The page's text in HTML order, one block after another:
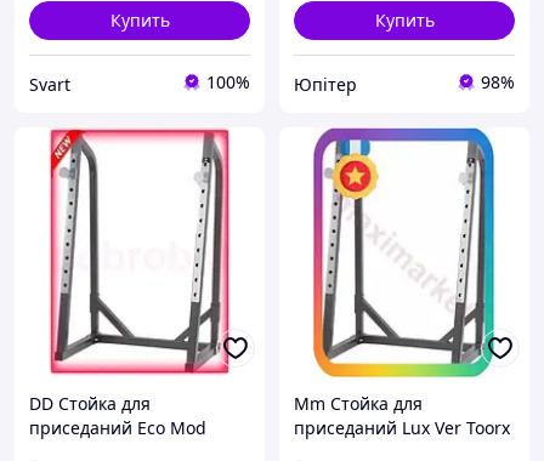
Купить
Svart 100%
Купить
Юпітер 98%
DD Стойка для
приседаний Eco Mod
Mm Стойка для
приседаний Lux Ver Toorx